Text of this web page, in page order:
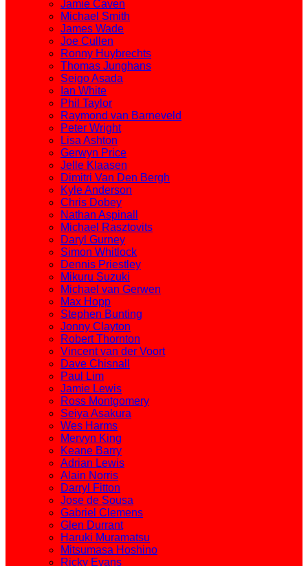
Jamie Caven
Michael Smith
James Wade
Joe Cullen
Ronny Huybrechts
Thomas Junghans
Seigo Asada
Ian White
Phil Taylor
Raymond van Barneveld
Peter Wright
Lisa Ashton
Gerwyn Price
Jelle Klaasen
Dimitri Van Den Bergh
Kyle Anderson
Chris Dobey
Nathan Aspinall
Michael Rasztovits
Daryl Gurney
Simon Whitlock
Dennis Priestley
Mikuru Suzuki
Michael van Gerwen
Max Hopp
Stephen Bunting
Jonny Clayton
Robert Thornton
Vincent van der Voort
Dave Chisnall
Paul Lim
Jamie Lewis
Ross Montgomery
Seiya Asakura
Wes Harms
Mervyn King
Keane Barry
Adrian Lewis
Alain Norris
Darryl Fitton
Jose de Sousa
Gabriel Clemens
Glen Durrant
Haruki Muramatsu
Mitsumasa Hoshino
Ricky Evans